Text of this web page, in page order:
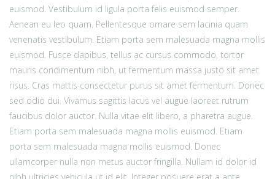
euismod. Vestibulum id ligula porta felis euismod semper.
Aenean eu leo quam. Pellentesque ornare sem lacinia quam
venenatis vestibulum. Etiam porta sem malesuada magna mollis
euismod. Fusce dapibus, tellus ac cursus commodo, tortor
mauris condimentum nibh, ut fermentum massa justo sit amet
risus. Cras mattis consectetur purus sit amet fermentum. Donec
sed odio dui. Vivamus sagittis lacus vel augue laoreet rutrum
faucibus dolor auctor. Nulla vitae elit libero, a pharetra augue.
Etiam porta sem malesuada magna mollis euismod. Etiam
porta sem malesuada magna mollis euismod. Donec
ullamcorper nulla non metus auctor fringilla. Nullam id dolor id